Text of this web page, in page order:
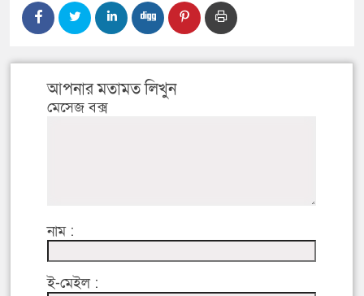
আপনার মতামত লিখুন
মেসেজ বক্স
নাম :
ই-মেইল :